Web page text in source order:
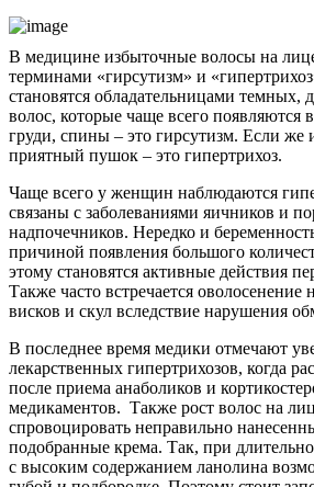
В медицине избыточные волосы на
терминами «гирсутизм» и
становятся обладательницами темных,
волос, которые чаще всего появляются
груди, спины – это гирсутизм. Если же
приятный пушок – это гипертрихоз.
Чаще всего у женщин наблюдаются
связаны с заболеваниями яичников и
надпочечников. Нередко и
причиной появления большого
этому становятся активные действия
Также часто встречается оволосенение
висков и скул вследствие нарушения
В последнее время медики отмечают
лекарственных гипертрихозов, когда
после приема анаболиков и
медикаментов. Также рост волос на
спровоцировать неправильно
подобранные крема. Так, при
с высоким содержанием ланолина